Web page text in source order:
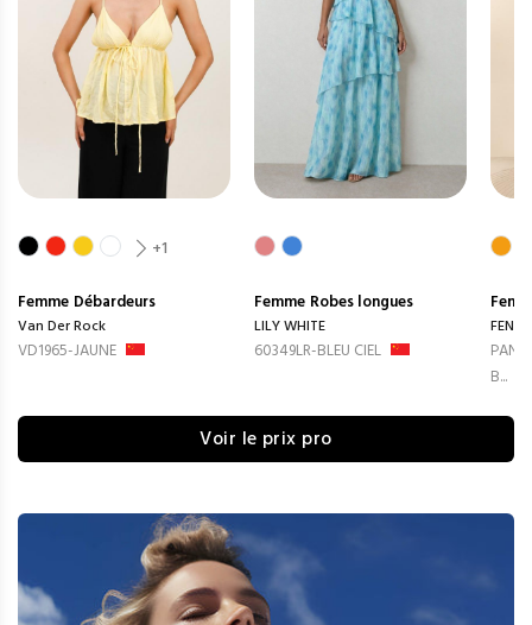
+1
Femme Débardeurs
Van Der Rock
VD1965-JAUNE
Femme Robes longues
LILY WHITE
60349LR-BLEU CIEL
B...
Voir le prix pro